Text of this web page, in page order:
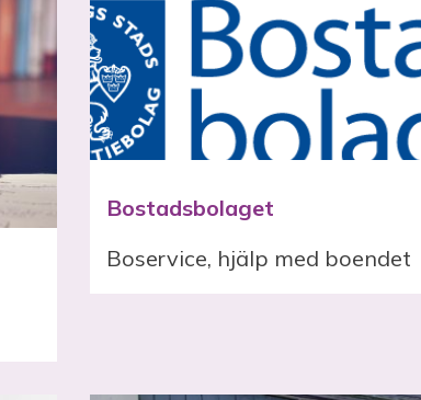
Bostadsbolaget
Boservice, hjälp med boendet